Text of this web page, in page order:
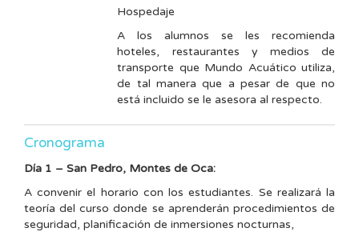
Hospedaje
A los alumnos se les recomienda
hoteles, restaurantes y medios de
transporte que Mundo Acuático utiliza,
de tal manera que a pesar de que no
está incluido se le asesora al respecto.
Cronograma
Día 1 – San Pedro, Montes de Oca:
A convenir el horario con los estudiantes. Se realizará la
teoría del curso donde se aprenderán procedimientos de
seguridad, planificación de inmersiones nocturnas,